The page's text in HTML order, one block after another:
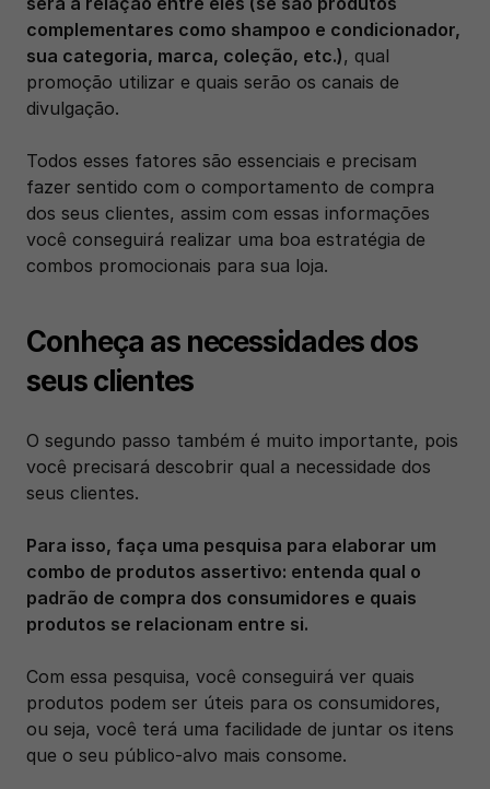
complementares como shampoo e condicionador,
sua categoria, marca, coleção, etc.), qual
promoção utilizar e quais serão os canais de
divulgação.
Todos esses fatores são essenciais e precisam
fazer sentido com o comportamento de compra
dos seus clientes, assim com essas informações
você conseguirá realizar uma boa estratégia de
combos promocionais para sua loja.
Conheça as necessidades dos
seus clientes
O segundo passo também é muito importante, pois
você precisará descobrir qual a necessidade dos
seus clientes.
Para isso, faça uma pesquisa para elaborar um
combo de produtos assertivo: entenda qual o
padrão de compra dos consumidores e quais
produtos se relacionam entre si.
Com essa pesquisa, você conseguirá ver quais
produtos podem ser úteis para os consumidores,
ou seja, você terá uma facilidade de juntar os itens
que o seu público-alvo mais consome.